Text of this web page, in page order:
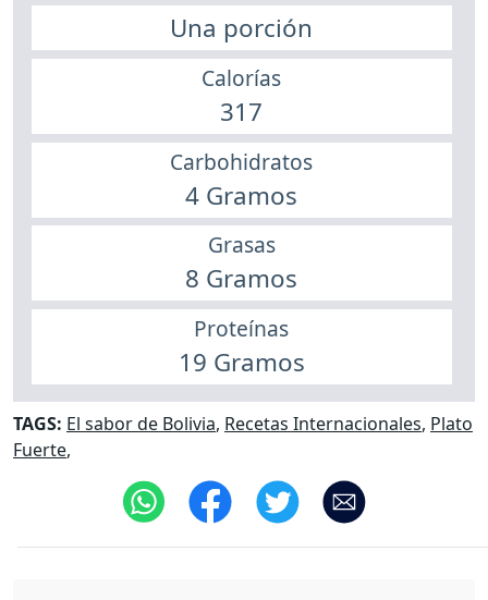
Una porción
Calorías
317
Carbohidratos
4 Gramos
Grasas
8 Gramos
Proteínas
19 Gramos
TAGS: El sabor de Bolivia, Recetas Internacionales, Plato
Fuerte,